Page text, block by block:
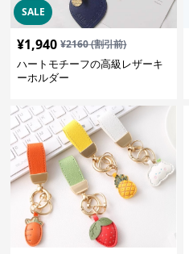
SALE
¥1,940 ¥2160(割引前)
ハートモチーフの高級レザーキ
ーホルダー